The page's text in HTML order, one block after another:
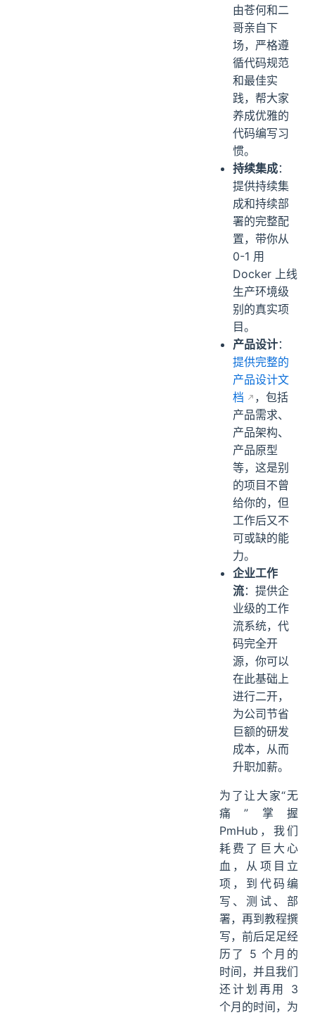
由苍何和二
哥亲自下
场，严格遵
循代码规范
和最佳实
践，帮大家
养成优雅的
代码编写习
惯。
持续集成：
提供持续集
成和持续部
署的完整配
置，带你从
0-1 用
Docker 上线
生产环境级
别的真实项
目。
产品设计：
提供完整的
产品设计文
档
，包括
产品需求、
产品架构、
产品原型
等，这是别
的项目不曾
给你的，但
工作后又不
可或缺的能
力。
企业工作
流：提供企
业级的工作
流系统，代
码完全开
源，你可以
在此基础上
进行二开，
为公司节省
巨额的研发
成本，从而
升职加薪。
为了让大家“无
痛”掌握
PmHub，我们
耗费了巨大心
血，从项目立
项，到代码编
写、测试、部
署，再到教程撰
写，前后足足经
历了 5 个月的
时间，并且我们
还计划再用 3
个月的时间，为